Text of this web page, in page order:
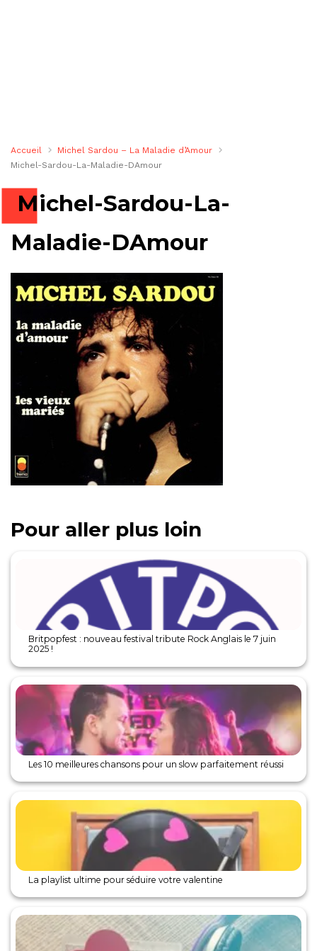
Accueil
Michel Sardou – La Maladie d’Amour
Michel-Sardou-La-Maladie-DAmour
Michel-Sardou-La-
Maladie-DAmour
Pour aller plus loin
Britpopfest : nouveau festival tribute Rock Anglais le 7 juin
2025 !
Les 10 meilleures chansons pour un slow parfaitement réussi
La playlist ultime pour séduire votre valentine